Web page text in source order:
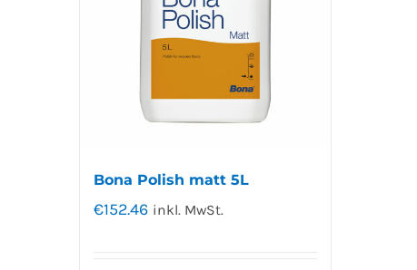
Bona Polish matt 5L
€152.46 inkl. MwSt.